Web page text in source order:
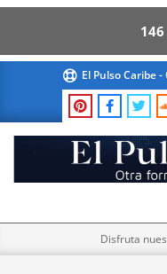
146
content
El Pulso Caribe
El
Pulso
Navigation
Disfruta